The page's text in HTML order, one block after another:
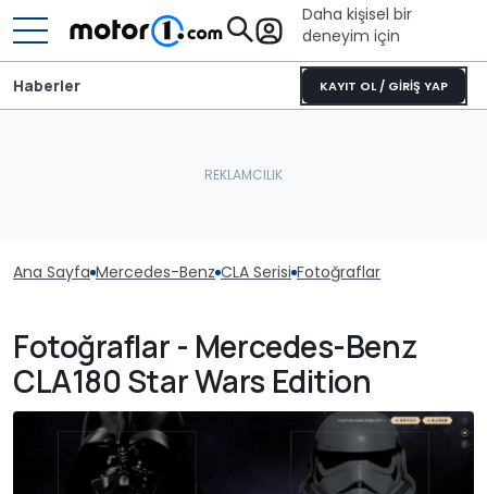
Daha kişisel bir
deneyim için
KAYIT OL / GİRİŞ YAP
Haberler
Ana Sayfa Mercedes-Benz CLA Serisi Fotoğraflar
Fotoğraflar - Mercedes-Benz
CLA180 Star Wars Edition